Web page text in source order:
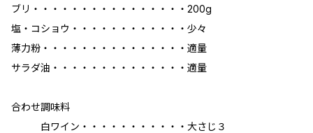
ブリ・・・・・・・・・・・・・・・・200g
塩・コショウ・・・・・・・・・・・・少々
薄力粉・・・・・・・・・・・・・・・適量
サラダ油・・・・・・・・・・・・・・適量
合わせ調味料
白ワイン・・・・・・・・・・・大さじ３